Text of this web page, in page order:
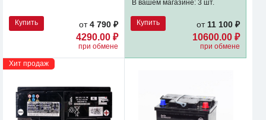
Купить от4 790 ₽
4290.00 ₽
при обмене
В вашем магазине: 3 шт.
Купить от 11 100 ₽
10600.00 ₽
при обмене
Хит продаж